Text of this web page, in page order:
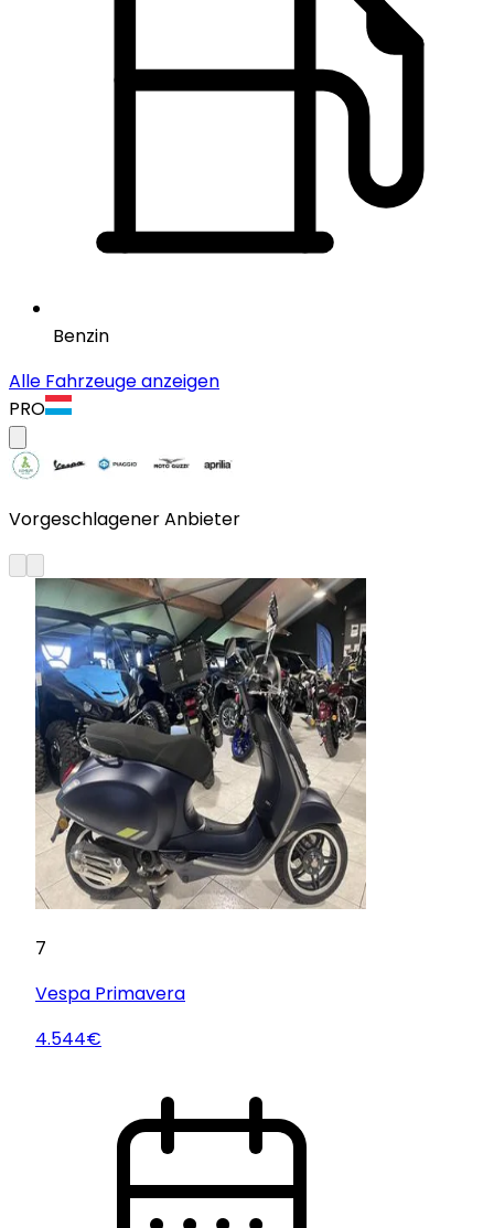
Benzin
Alle Fahrzeuge anzeigen
PRO
Vorgeschlagener Anbieter
7
Vespa Primavera
4.544€